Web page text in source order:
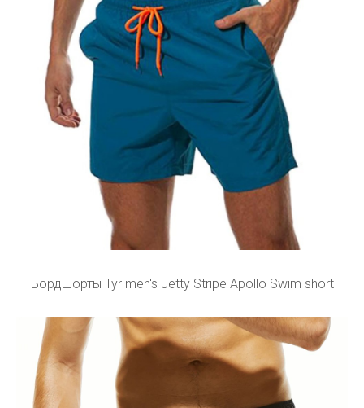
Бордшорты Tyr men's Jetty Stripe Apollo Swim short